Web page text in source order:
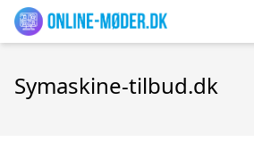
Symaskine-tilbud.dk